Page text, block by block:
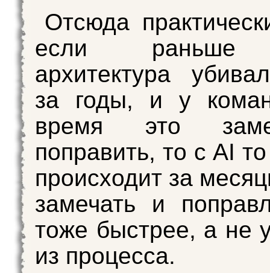
Отсюда
если раньше
архитектура
за годы, и у
время это
поправить, то с AI
происходит за
замечать и
тоже быстрее, а не
из процесса.